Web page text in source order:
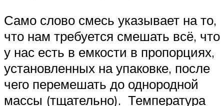
Само слово смесь указывает на то,
что нам требуется смешать всё, что
у нас есть в емкости в пропорциях,
установленных на упаковке, после
чего перемешать до однородной
массы (тщательно). Температура